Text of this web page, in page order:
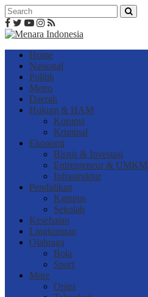
Home
Nasional
Politik
Metro
Daerah
Hukum & HAM
Korupsi
Kriminal
Ekonomi
Bisnis & Investasi
Entrepreneur & UMKM
Infrastruktur
Pendidikan
Kampus
Sekolah
Kesehatan
Lingkungan
Olahraga
Bola
Sport
More
Opini